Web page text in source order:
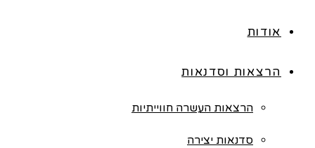
אודות
הרצאות וסדנאות
הרצאות העשרה חווייתיות
סדנאות יצירה